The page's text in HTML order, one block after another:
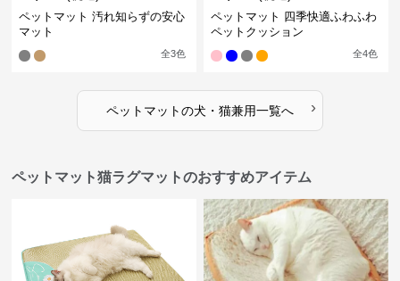
ペットマット 汚れ知らずの安心
マット
全3色
ペットマット 四季快適ふわふわ
ペットクッション
全4色
ペットマットの犬・猫兼用一覧へ ›
ペットマット猫ラグマットのおすすめアイテム